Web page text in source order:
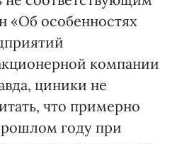
«Об особенностях
компании
циники не
что примерно
году при